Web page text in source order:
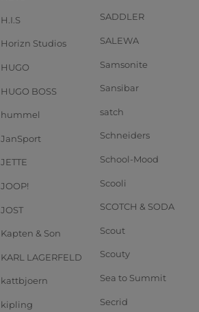
H.I.S
Horizn Studios
HUGO
HUGO BOSS
hummel
JanSport
JETTE
JOOP!
JOST
Kapten & Son
KARL LAGERFELD
kattbjoern
kipling
SADDLER
SALEWA
Samsonite
Sansibar
satch
Schneiders
School-Mood
Scooli
SCOTCH & SODA
Scout
Scouty
Sea to Summit
Secrid